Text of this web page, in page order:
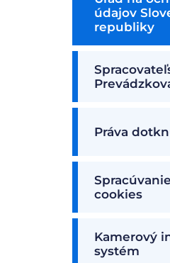
údajov
republiky
Práva
cookies
Kamerový
systém